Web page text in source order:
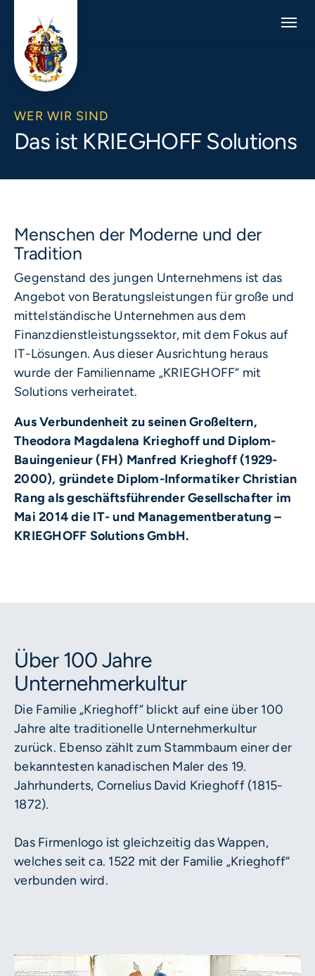
WER WIR SIND
Das ist KRIEGHOFF Solutions
Menschen der Moderne und der
Tradition
Gegenstand des jungen Unternehmens ist das
Angebot von Beratungsleistungen für große und
mittelständische Unternehmen aus dem
Finanzdienstleistungssektor, mit dem Fokus auf
IT-Lösungen. Aus dieser Ausrichtung heraus
wurde der Familienname „KRIEGHOFF“ mit
Solutions verheiratet.
Aus Verbundenheit zu seinen Großeltern,
Theodora Magdalena Krieghoff und Diplom-
Bauingenieur (FH) Manfred Krieghoff (1929-
2000), gründete Diplom-Informatiker Christian
Rang als geschäftsführender Gesellschafter im
Mai 2014 die IT- und Managementberatung –
KRIEGHOFF Solutions GmbH.
Über 100 Jahre
Unternehmerkultur
Die Familie „Krieghoff“ blickt auf eine über 100
Jahre alte traditionelle Unternehmerkultur
zurück. Ebenso zählt zum Stammbaum einer der
bekanntesten kanadischen Maler des 19.
Jahrhunderts, Cornelius David Krieghoff (1815-
1872).
Das Firmenlogo ist gleichzeitig das Wappen,
welches seit ca. 1522 mit der Familie „Krieghoff“
verbunden wird.
Show larger version for: